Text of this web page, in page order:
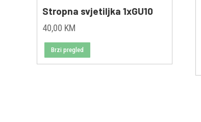
Stropna svjetiljka 1xGU10
40,00 KM
Brzi pregled